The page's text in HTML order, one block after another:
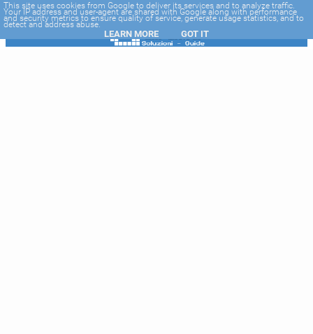
-->
This site uses cookies from Google to deliver its services and to analyze traffic.
Your IP address and user-agent are shared with Google along with performance
and security metrics to ensure quality of service, generate usage statistics, and to
detect and address abuse.
LEARN MORE GOT IT